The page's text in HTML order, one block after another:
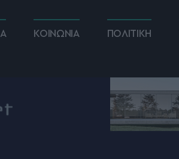
ΚΟΙΝΩΝΙΑ ΠΟΛΙΤΙΚΗ